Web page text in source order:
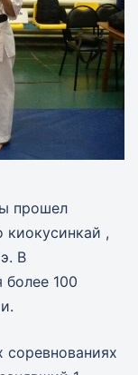
прошел
киокусинкай ,
В
более 100